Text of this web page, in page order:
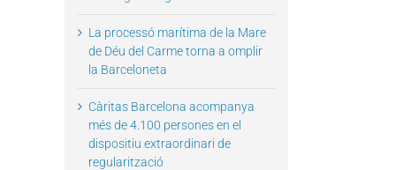
La processó marítima de la Mare
de Déu del Carme torna a omplir
la Barceloneta
Càritas Barcelona acompanya
més de 4.100 persones en el
dispositiu extraordinari de
regularització